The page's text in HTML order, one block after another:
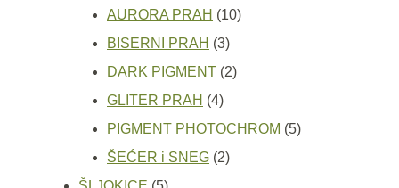
AURORA PRAH 1010
BISERNI PRAH 33
proizvoda
DARK PIGMENT 22
GLITER PRAH 44
proizvoda
PIGMENT PHOTOCHROM 55
ŠEĆER i SNEG 22